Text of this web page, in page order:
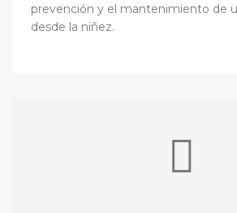
prevención y el mantenimiento de
desde la niñez.